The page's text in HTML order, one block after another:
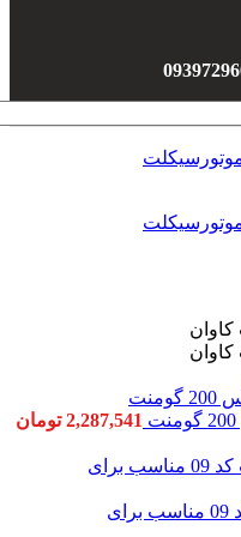
2,287,541 تومان
بلوری چراغ جلو ال ای دی 24 لامپ کد 09 مناسب برای